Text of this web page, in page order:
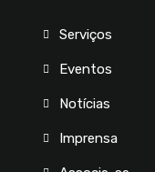
Serviços
Eventos
Notícias
Imprensa